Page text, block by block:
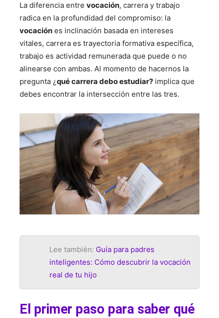
La diferencia entre vocación, carrera y trabajo
radica en la profundidad del compromiso: la
vocación es inclinación basada en intereses
vitales, carrera es trayectoria formativa específica,
trabajo es actividad remunerada que puede o no
alinearse con ambas. Al momento de hacernos la
pregunta ¿qué carrera debo estudiar? implica que
debes encontrar la intersección entre las tres.
Lee también: Guía para padres
inteligentes: Cómo descubrir la vocación
real de tu hijo
El primer paso para saber qué